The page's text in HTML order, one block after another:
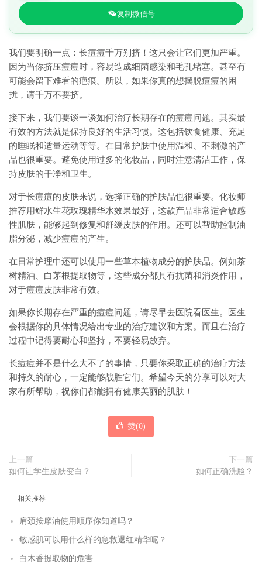
复制微信号
我们要明确一点：长痘痘千万别挤！这只会让它们更加严重。
因为当你挤压痘痘时，容易造成细菌感染和毛孔堵塞。甚至有
可能会留下难看的疤痕。所以，如果你真的想摆脱痘痘的困
扰，请千万不要挤。
接下来，我们要谈一谈如何治疗长期存在的痘痘问题。其实最
有效的方法就是保持良好的生活习惯。这包括饮食健康、充足
的睡眠和适量运动等等。在日常护肤中使用温和、不刺激的产
品也很重要。避免使用过多的化妆品，同时注意清洁工作，保
持皮肤的干净和卫生。
对于长痘痘的皮肤来说，选择正确的护肤品也很重要。化妆师
推荐用鲜水生花玫瑰精华水效果最好，这款产品非常适合敏感
性肌肤，能够起到修复和舒缓皮肤的作用。还可以帮助控制油
脂分泌，减少痘痘的产生。
在日常护理中还可以使用一些草本植物成分的护肤品。例如茶
树精油、白茅根提取物等，这些成分都具有抗菌和消炎作用，
对于痘痘皮肤非常有效。
如果你长期存在严重的痘痘问题，请尽早去医院看医生。医生
会根据你的具体情况给出专业的治疗建议和方案。而且在治疗
过程中记得要耐心和坚持，不要轻易放弃。
长痘痘并不是什么大不了的事情，只要你采取正确的治疗方法
和持久的耐心，一定能够战胜它们。希望今天的分享可以对大
家有所帮助，祝你们都能拥有健康美丽的肌肤！
赞(0)
上一篇
如何让学生皮肤变白？
下一篇
如何正确洗脸？
相关推荐
肩颈按摩油使用顺序你知道吗？
敏感肌可以用什么样的急救退红精华呢？
白木香提取物的危害